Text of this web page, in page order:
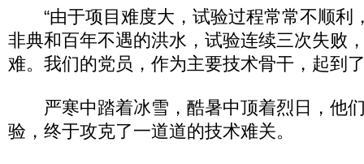
“由于项目难度大，试验过程常常不顺利
非典和百年不遇的洪水，试验连续三次失败
难。我们的党员，作为主要技术骨干，起到
严寒中踏着冰雪，酷暑中顶着烈日，他
验，终于攻克了一道道的技术难关。